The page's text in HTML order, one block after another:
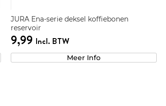
JURA Ena-serie deksel koffiebonen
reservoir
9,99 Incl. BTW
Meer Info